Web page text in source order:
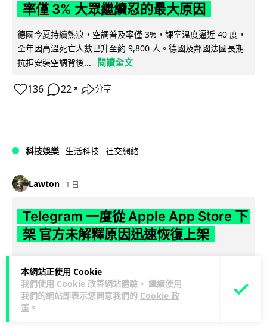
本網站正使用 Cookie
我們使用 Cookie 改善網站體驗。 繼續使用
我們的網站即表示您同意我們的 Cookie 政
策 。
率僅 3% 大眾繼續忍的最大原因
德國今夏持續熱浪，空調普及率僅 3%，課室溫度逼近 40 度，
全年因高溫死亡人數已升至約 9,800 人。德國及鄰國法國長期
抗拒安裝空調背後...
閱讀全文
136 22 ↗ 分享
科技娛樂 生活科技 社交網絡
Lawton 1 日
Telegram 一度從 Apple App Store 下
架 官方未解釋原因迅速恢復上架
Telegram 8 月 4 日一度從 Apple App Store 消失，新用戶無
法下載，惟已於短時間內恢復上架。Apple 及 Tel...
80 3↗ 分享